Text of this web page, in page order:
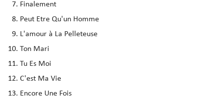
Finalement
Peut Etre Qu'un Homme
L'amour à La Pelleteuse
Ton Mari
Tu Es Moi
C'est Ma Vie
Encore Une Fois